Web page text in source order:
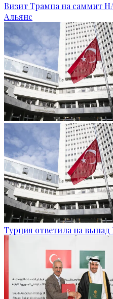
Визит Трампа на саммит
Альянс
Турция ответила на выпад